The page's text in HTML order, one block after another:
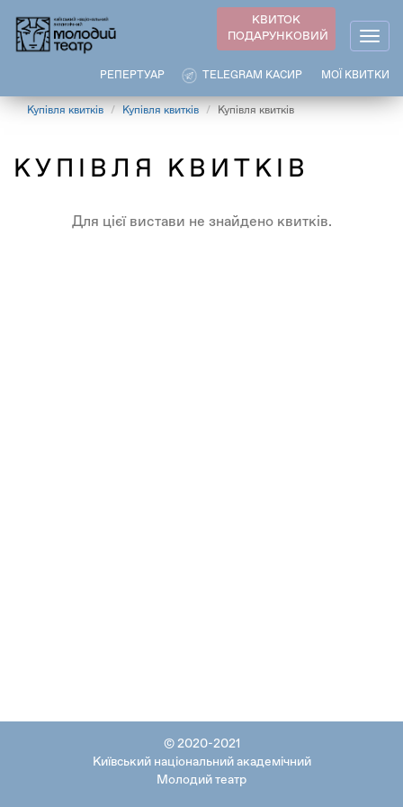
основного
КВИТОК
ПОДАРУНКОВИЙ
МОЇ КВИТКИ
TELEGRAM КАСИР
РЕПЕРТУАР
Купівля квитків Купівля квитків Купівля квитків
КУПІВЛЯ КВИТКІВ
Для цієї вистави не знайдено квитків.
© 2020-2021
Київський національний академічний
Молодий театр